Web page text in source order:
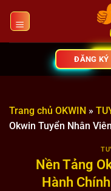
ĐĂNG KÝ
Trang chủ OKWIN »
Okwin Tuyển Nhân
Nền Tảng
Hành